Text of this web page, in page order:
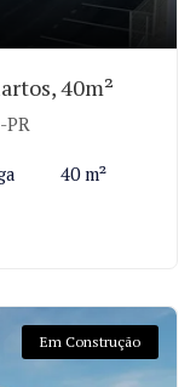
40m²
PR
40 m²
Em Construção